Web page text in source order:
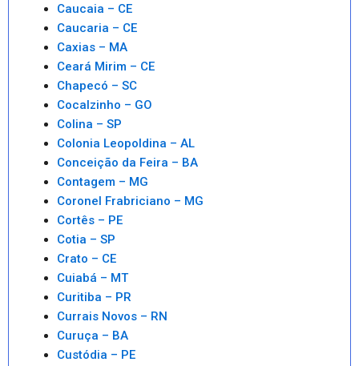
Caucaia – CE
Caucaria – CE
Caxias – MA
Ceará Mirim – CE
Chapecó – SC
Cocalzinho – GO
Colina – SP
Colonia Leopoldina – AL
Conceição da Feira – BA
Contagem – MG
Coronel Frabriciano – MG
Cortês – PE
Cotia – SP
Crato – CE
Cuiabá – MT
Curitiba – PR
Currais Novos – RN
Curuça – BA
Custódia – PE